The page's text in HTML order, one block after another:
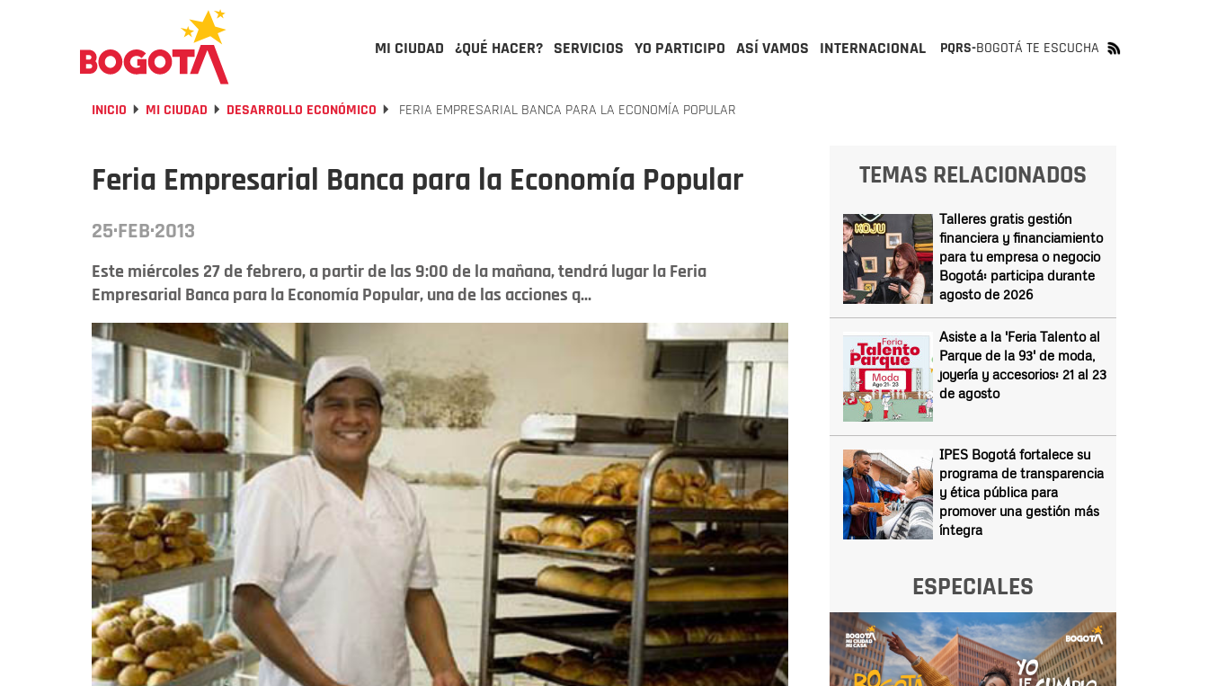
MI CIUDAD ¿QUÉ HACER? SERVICIOS YO PARTICIPO ASÍ VAMOS INTERNACIONAL PQRS-BOGOTÁ TE ESCUCHA
INICIO MI CIUDAD DESARROLLO ECONÓMICO FERIA EMPRESARIAL BANCA PARA LA ECONOMÍA POPULAR
Feria Empresarial Banca para la Economía Popular
25·FEB·2013
Este miércoles 27 de febrero, a partir de las 9:00 de la mañana, tendrá lugar la Feria
Empresarial Banca para la Economía Popular, una de las acciones q...
TEMAS RELACIONADOS
Talleres gratis gestión
financiera y financiamiento
para tu empresa o negocio
Bogotá: participa durante
agosto de 2026
Asiste a la 'Feria Talento al
Parque de la 93' de moda,
joyería y accesorios: 21 al 23
de agosto
IPES Bogotá fortalece su
programa de transparencia
y ética pública para
promover una gestión más
íntegra
ESPECIALES